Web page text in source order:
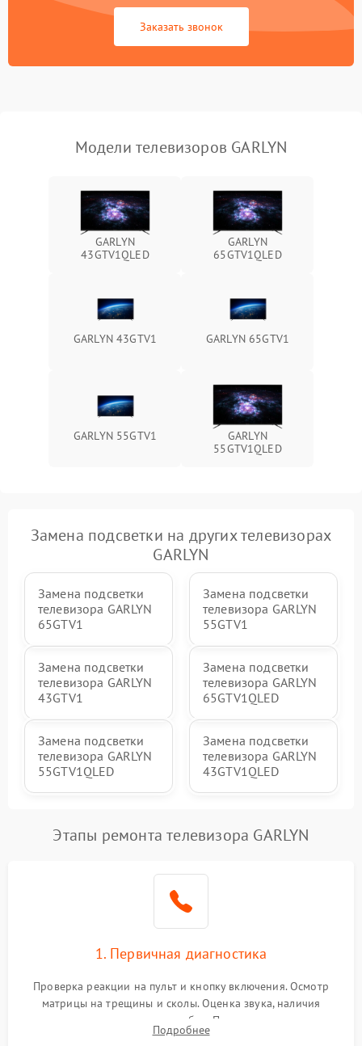
Сетевая
Заказать звонок
Модели телевизоров GARLYN
GARLYN
43GTV1QLED
GARLYN
65GTV1QLED
GARLYN 43GTV1 GARLYN 65GTV1
GARLYN 55GTV1
GARLYN
55GTV1QLED
Замена подсветки на других телевизорах
GARLYN
Замена подсветки
телевизора GARLYN
65GTV1
Замена подсветки
телевизора GARLYN
55GTV1
Замена подсветки
телевизора GARLYN
43GTV1
Замена подсветки
телевизора GARLYN
65GTV1QLED
Замена подсветки
телевизора GARLYN
55GTV1QLED
Замена подсветки
телевизора GARLYN
43GTV1QLED
Этапы ремонта телевизора GARLYN
1. Первичная диагностика
Проверка реакции на пульт и кнопку включения. Осмотр
матрицы на трещины и сколы. Оценка звука, наличия
подсветки и индикаторов ошибок. Подключение тестовых
источников сигнала для выявления симптомов поломки.
Подробнее